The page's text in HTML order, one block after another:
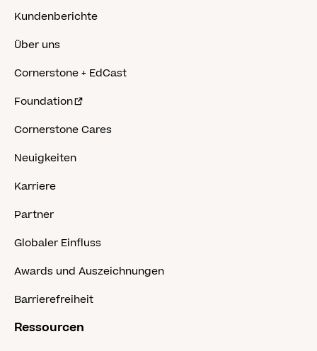
Kundenberichte
Über uns
Cornerstone + EdCast
Foundation
Cornerstone Cares
Neuigkeiten
Karriere
Partner
Globaler Einfluss
Awards und Auszeichnungen
Barrierefreiheit
Ressourcen